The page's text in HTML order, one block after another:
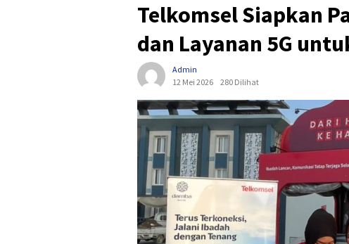
Telkomsel Siapkan
dan Layanan 5G
Admin
12 Mei 2026
280 Dilihat